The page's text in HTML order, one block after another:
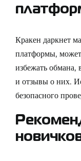
Кракен даркнет
платформы,
избежать обмана,
и отзывы о них.
безопасного